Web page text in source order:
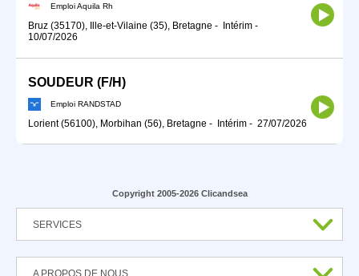
Emploi Aquila Rh
Bruz (35170), Ille-et-Vilaine (35), Bretagne - Intérim -
10/07/2026
SOUDEUR (F/H)
Emploi RANDSTAD
Lorient (56100), Morbihan (56), Bretagne - Intérim - 27/07/2026
Copyright 2005-2026 Clicandsea
SERVICES